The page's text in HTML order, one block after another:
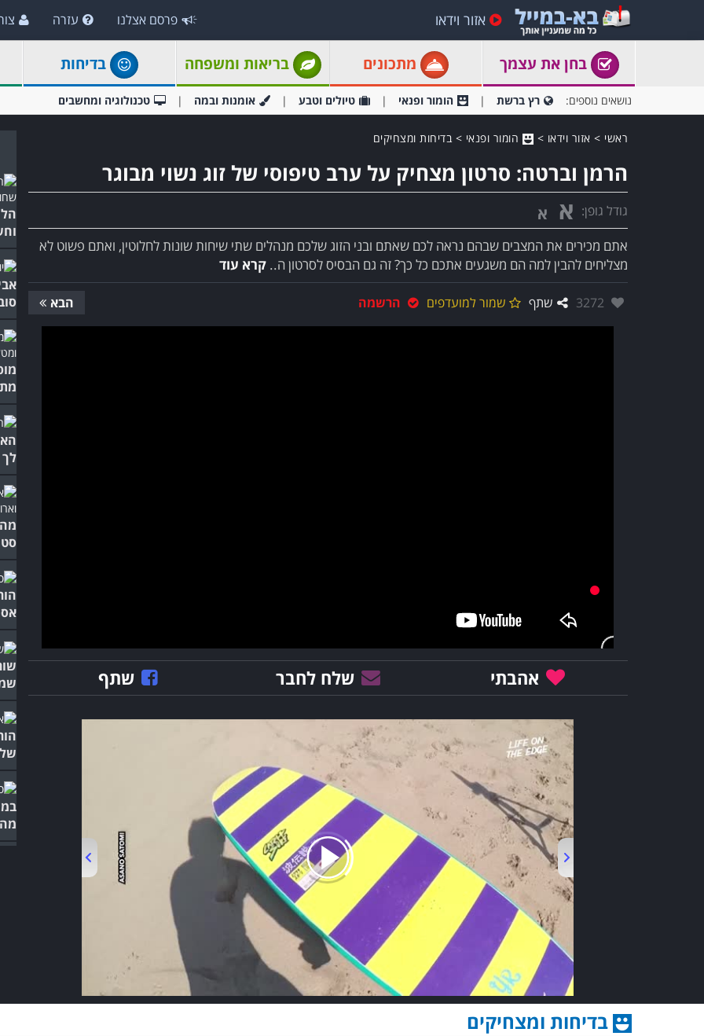
אזור וידאו פרסם אצלנו עזרה
בחן את עצמך מתכונים בריאות ומשפחה בדיחות
נושאים נוספים: רץ ברשת הומור ופנאי טיולים וטבע אומנות ובמה טכנולוגיה ומחשבים
ראשי > אזור וידאו > הומור ופנאי >בדיחות ומצחיקים
הרמן וברטה: סרטון מצחיק על ערב טיפוסי של זוג נשוי מבוגר
גודל גופן: א א
אתם מכירים את המצבים שבהם נראה לכם שאתם ובני הזוג שלכם מנהלים שתי שיחות שונות לחלוטין, ואתם פשוט לא
מצליחים להבין למה הם משגעים אתכם כל כך? זה גם הבסיס לסרטון ה.. קרא עוד
אהבו:
3272 שתף שמור למועדפים הרשמה הבא
אהבתי שלח לחבר שתף
03:10
של
בדיחות ומצחיקים